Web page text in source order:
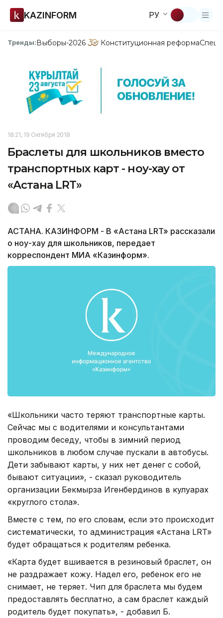
KAZINFORM РУ
Тренды:Выборы-2026 Конституционная реформа
18:21, 19 Октября 2018
Браслеты для школьников вместо
транспортных карт - ноу-хау от
«Астана LRT»
АСТАНА. КАЗИНФОРМ - В «Астана LRT» рассказали
о ноу-хау для школьников, передает
корреспондент МИА «Казинформ».
«Школьники часто теряют транспортные карты.
Сейчас мы с водителями и консультантами
проводим беседу, чтобы в зимний период
школьников в любом случае пускали в автобусы.
Дети забывают карты, у них нет денег с собой,
бывают ситуации», - сказал руководитель
организации Бекмырза Игенбердинов в кулуарах
«круглого стола».
Вместе с тем, по его словам, если это происходит
систематически, то администрация «Астана LRT»
будет обращаться к родителям ребенка.
«Карта будет вшивается в резиновый браслет, он
не раздражает кожу. Надел его, ребенок его не
снимает, не теряет. Чип для браслета мы будем
предоставлять бесплатно, а сам браслет каждый
родитель будет покупать», - добавил Б.